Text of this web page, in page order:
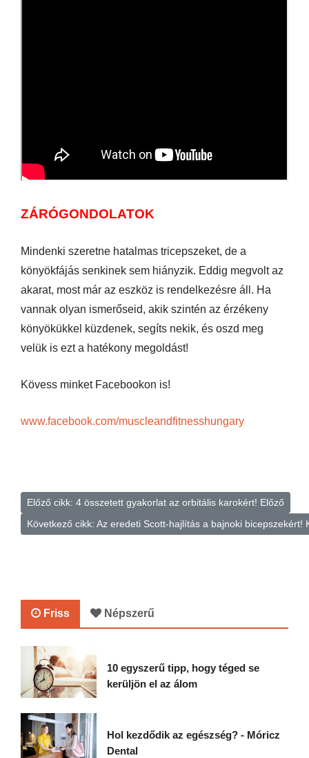
ZÁRÓGONDOLATOK
Mindenki szeretne hatalmas tricepszeket, de a
könyökfájás senkinek sem hiányzik. Eddig megvolt az
akarat, most már az eszköz is rendelkezésre áll. Ha
vannak olyan ismerőseid, akik szintén az érzékeny
könyökükkel küzdenek, segíts nekik, és oszd meg
velük is ezt a hatékony megoldást!
Kövess minket Facebookon is!
www.facebook.com/muscleandfitnesshungary
Előző cikk: 4 összetett gyakorlat az orbitális karokért! Előző
Következő cikk: Az eredeti Scott-hajlítás a bajnoki bicepszekért!
Friss Népszerű
10 egyszerű tipp, hogy téged se
kerüljön el az álom
Hol kezdődik az egészség? - Móricz
Dental